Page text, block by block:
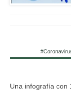
Una infografía con